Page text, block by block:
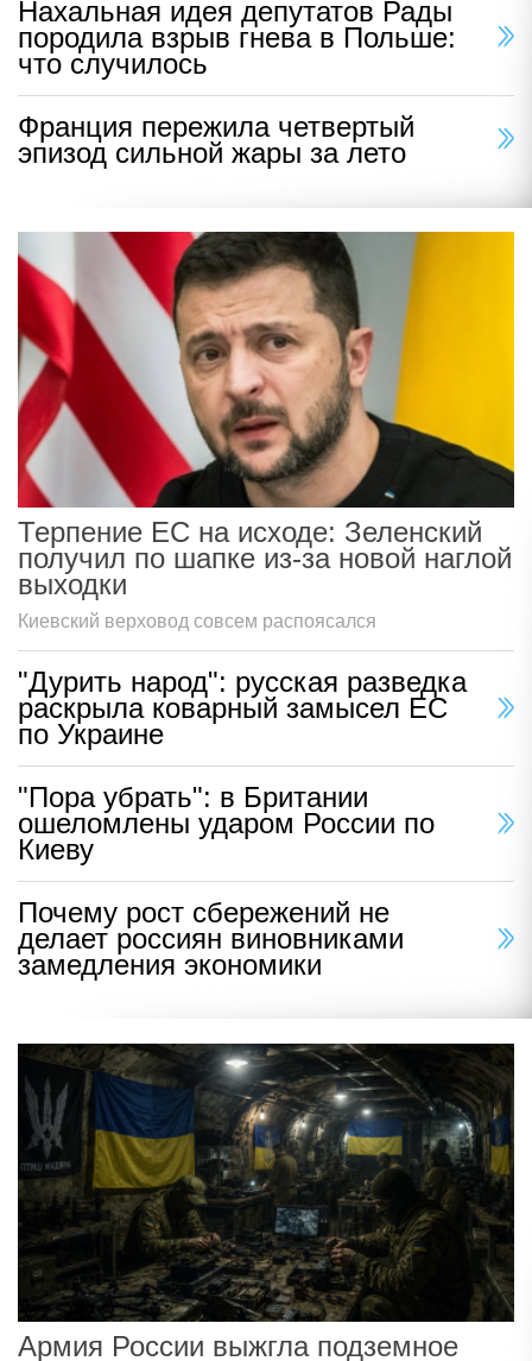
Нахальная идея депутатов Рады
породила взрыв гнева в Польше:
что случилось
Франция пережила четвертый
эпизод сильной жары за лето
Терпение ЕС на исходе: Зеленский
получил по шапке из-за новой наглой
выходки
Киевский верховод совсем распоясался
"Дурить народ": русская разведка
раскрыла коварный замысел ЕС
по Украине
"Пора убрать": в Британии
ошеломлены ударом России по
Киеву
Почему рост сбережений не
делает россиян виновниками
замедления экономики
Армия России выжгла подземное